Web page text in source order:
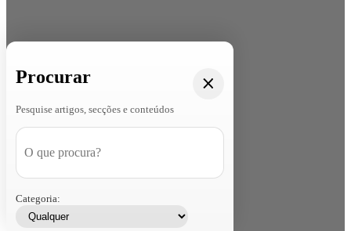
Procurar
Pesquise artigos, secções e conteúdos
Categoria: